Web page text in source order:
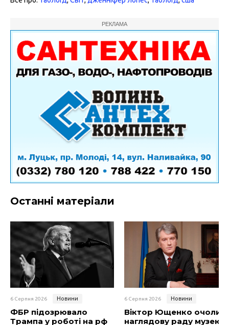
РЕКЛАМА
Останні матеріали
6 Серпня 2026 Новини
ФБР підозрювало
Трампа у роботі на рф
6 Серпня 2026 Новини
Віктор Ющенко очолив
наглядову раду музею